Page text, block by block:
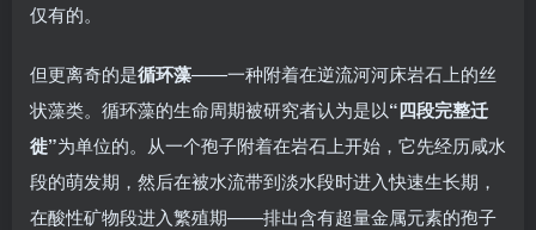
仅有的。
但更离奇的是循环藻——一种附着在逆流河河床岩石上的丝
状藻类。循环藻的生命周期被研究者认为是以“四段完整迁
徙”为单位的。从一个孢子附着在岩石上开始，它先经历咸水
段的萌发期，然后在被水流带到淡水段时进入快速生长期，
在酸性矿物段进入繁殖期——排出含有超量金属元素的孢子